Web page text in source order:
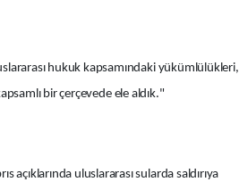
hukuk kapsamındaki yükümlülükleri,
bir çerçevede ele aldık."
açıklarında uluslararası sularda saldırıya